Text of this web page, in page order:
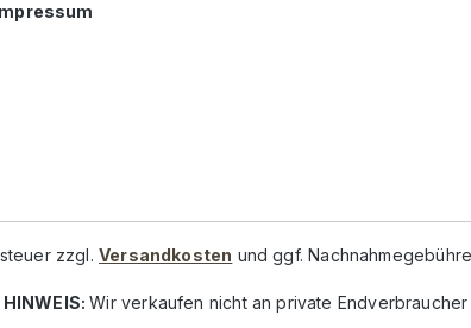
zzgl. Versandkosten und ggf.
HINWEIS:Wir verkaufen nicht an private Endverbraucher